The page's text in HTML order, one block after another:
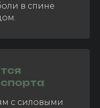
в спине
с силовыми